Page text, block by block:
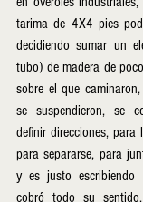
tarima de 4X4 pies
decidiendo sumar un
tubo) de madera de
sobre el que
se suspendieron, se
definir direcciones, para
para separarse, para
y es justo
cobró todo su